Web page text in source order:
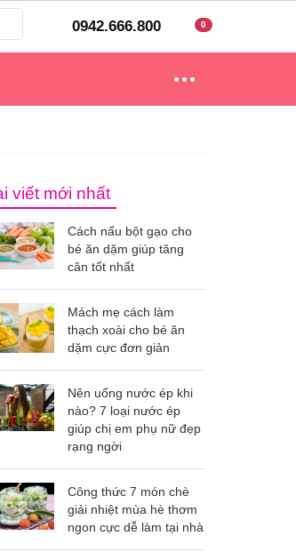
0942.666.800 0
viết mới nhất
Cách nấu bột gạo cho
bé ăn dặm giúp tăng
cân tốt nhất
Mách mẹ cách làm
thạch xoài cho bé ăn
dặm cực đơn giản
Nên uống nước ép khi
nào? 7 loại nước ép
giúp chị em phụ nữ đẹp
rạng ngời
Công thức 7 món chè
giải nhiệt mùa hè thơm
ngon cực dễ làm tại nhà